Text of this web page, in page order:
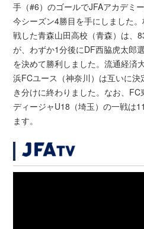
手（#6）のゴールでJFAアカデミ
今シーズン4勝目を手にしました
戦した青森山田高校（青森）は、
が、わずか1分後にDF西脇虎太郎
を決めて勝利しました。流通経済
浜FCユース（神奈川）は互いに決
き分けに終わりました。なお、
ディージャU18（埼玉）の一戦は
ます。